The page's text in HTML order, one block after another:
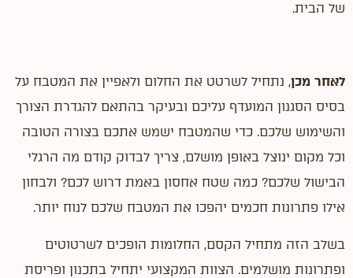
של הבית.
לאחר מכן, נתחיל לשרטט את החלום ולאפיין את המטבח על
בסיס הסגנון המועדף עליכם ובעיקר בהתאם להגדרת הצורך
והשימוש שלכם. כדי שהמטבח ישמש אתכם בצורה הטובה
וכל מקום ינוצל באופן מושלם, צריך לבדוק קודם מה הרגלי
הבישול שלכם? כמה שטח אחסון באמת דרוש לכם? ולבחון
אילו פתרונות חכמים יהפכו את המטבח שלכם לנוח יותר.
בשלב הזה מתחיל הקסם, החלומות הופכים לשרטוטים
ופתרונות מושלמים. הצוות המקצועי יתחיל בתכנון ופריסת